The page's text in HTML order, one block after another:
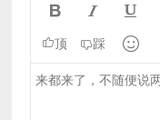
  
顶 踩 